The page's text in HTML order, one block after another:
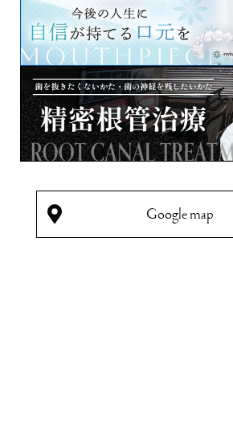
Google map